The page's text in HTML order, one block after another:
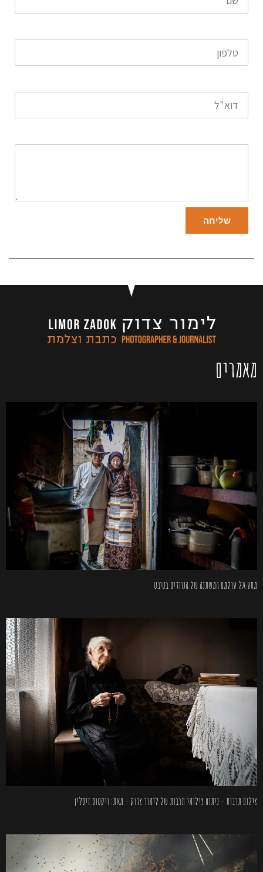
שליחה
מאמרים
מסע אל עולמם המשתנה של הנוודים בטיבט
צילום תרבות – ניתוח צילומי תרבות של לימור צדוק – מאת: ויקטוס זיסלין